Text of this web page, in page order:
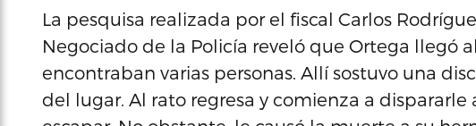
La pesquisa realizada por el fiscal Carlos
Negociado de la Policía reveló que Ortega llegó
encontraban varias personas. Allí sostuvo una
del lugar. Al rato regresa y comienza a